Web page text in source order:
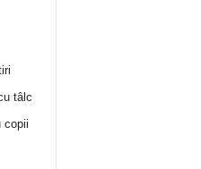
tâlc
copii